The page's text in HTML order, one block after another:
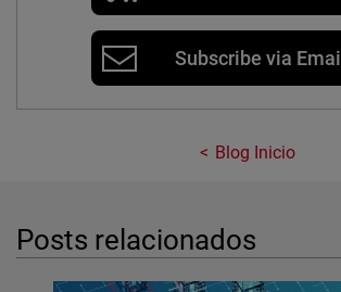
Subscribe via Email
Blog Inicio
Posts relacionados